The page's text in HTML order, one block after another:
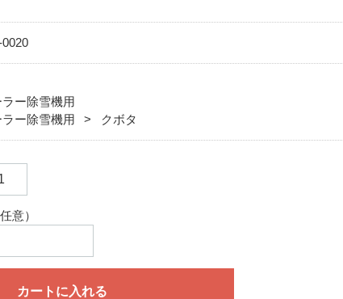
ー除雪機用
ー除雪機用 クボタ
意）
カートに入れる